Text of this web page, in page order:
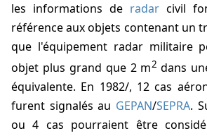
les informations de radar civil
référence aux objets contenant un
que l'équipement radar militaire
objet plus grand que 2 m2 dans
équivalente. En 1982/, 12 cas
furent signalés au GEPAN/SEPRA.
ou 4 cas pourraient être